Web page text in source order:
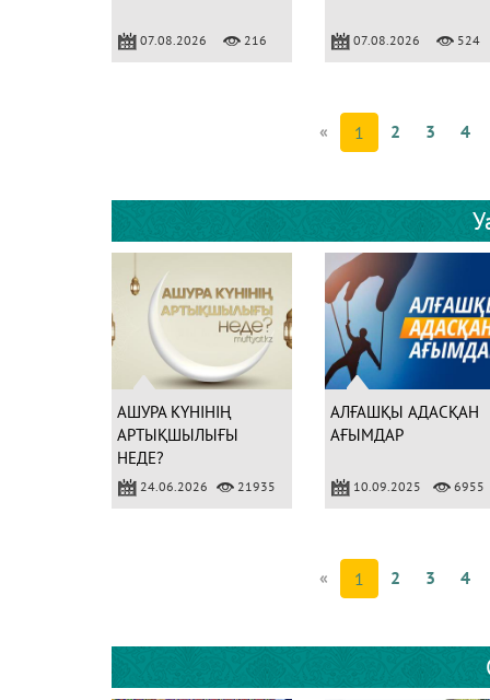
07.08.2026 216 07.08.2026 524
« 1 2 3 4
АШУРА КҮНІНІҢ
АРТЫҚШЫЛЫҒЫ
НЕДЕ?
24.06.2026 21935
АЛҒАШҚЫ АДАСҚАН
АҒЫМДАР
10.09.2025 6955
« 1 2 3 4